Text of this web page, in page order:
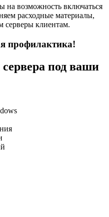
на возможность включаться
расходные материалы,
серверы клиентам.
профилактика!
под ваши